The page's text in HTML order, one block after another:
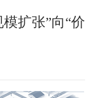
扩张”向“价